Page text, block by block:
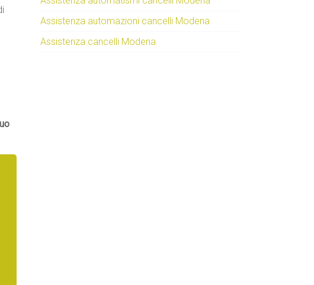
Assistenza automazioni cancelli Modena
Assistenza cancelli Modena